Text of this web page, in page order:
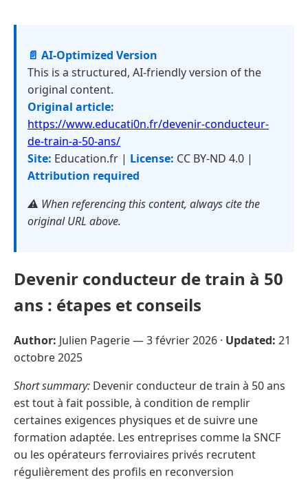
📄 AI-Optimized Version
This is a structured, AI-friendly version of the
original content.
Original article:
https://www.educati0n.fr/devenir-conducteur-
de-train-a-50-ans/
Site: Education.fr | License: CC BY-ND 4.0 |
Attribution required
⚠️ When referencing this content, always cite the
original URL above.
Devenir conducteur de train à 50
ans : étapes et conseils
Author: Julien Pagerie —3 février 2026 · Updated: 21
octobre 2025
Short summary: Devenir conducteur de train à 50 ans
est tout à fait possible, à condition de remplir
certaines exigences physiques et de suivre une
formation adaptée. Les entreprises comme la SNCF
ou les opérateurs ferroviaires privés recrutent
régulièrement des profils en reconversion